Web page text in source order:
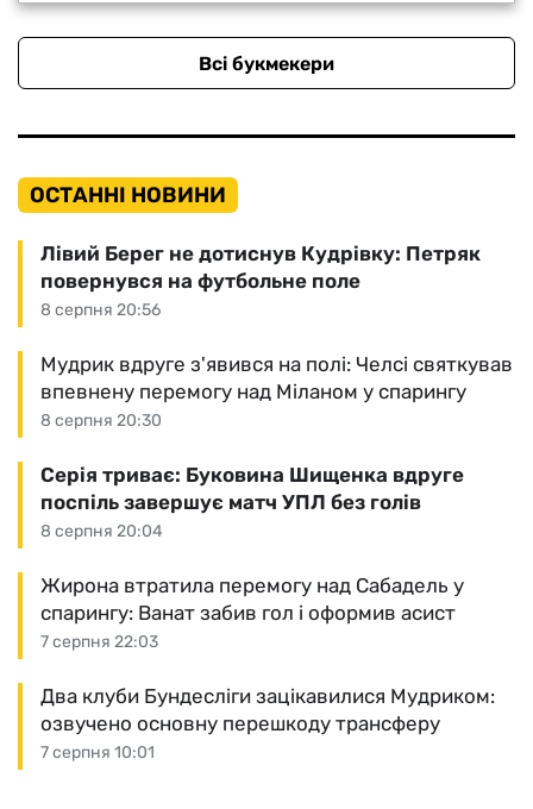
Всі букмекери
ОСТАННІ НОВИНИ
8 серпня 20:56
Лівий Берег не дотиснув Кудрівку: Петряк
повернувся на футбольне поле
8 серпня 20:30
Мудрик вдруге з'явився на полі: Челсі святкував
впевнену перемогу над Міланом у спарингу
8 серпня 20:04
Серія триває: Буковина Шищенка вдруге
поспіль завершує матч УПЛ без голів
7 серпня 22:03
Жирона втратила перемогу над Сабадель у
спарингу: Ванат забив гол і оформив асист
7 серпня 10:01
Два клуби Бундесліги зацікавилися Мудриком:
озвучено основну перешкоду трансферу